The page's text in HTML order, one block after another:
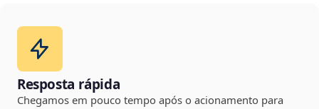
Resposta rápida
Chegamos em pouco tempo após o acionamento para